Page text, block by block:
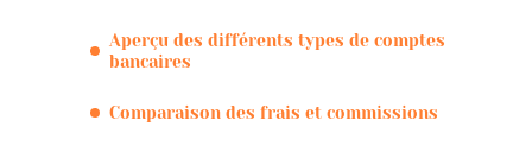
Aperçu des différents types de comptes
bancaires
Comparaison des frais et commissions